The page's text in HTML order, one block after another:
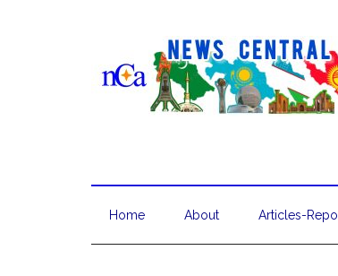
Home About Articles-